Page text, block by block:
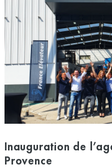
Inauguration de
Provence